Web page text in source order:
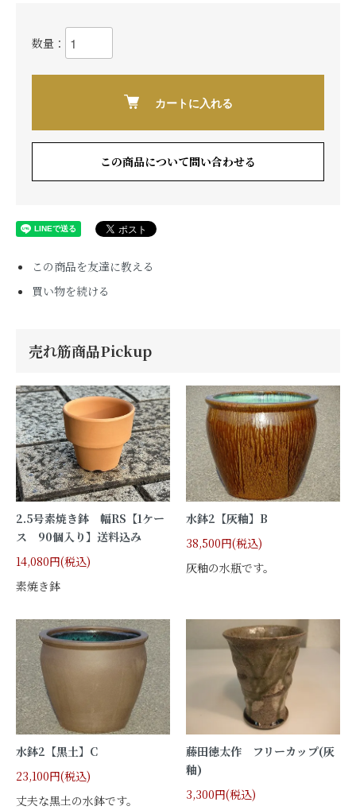
数量：
カートに入れる
この商品について問い合わせる
この商品を友達に教える
買い物を続ける
売れ筋商品Pickup
2.5号素焼き鉢 幅RS【1ケー
ス 90個入り】送料込み
14,080円(税込)
素焼き鉢
水鉢2【灰釉】B
38,500円(税込)
灰釉の水瓶です。
水鉢2【黒土】C
23,100円(税込)
丈夫な黒土の水鉢です。
藤田徳太作 フリーカップ(灰
釉)
3,300円(税込)